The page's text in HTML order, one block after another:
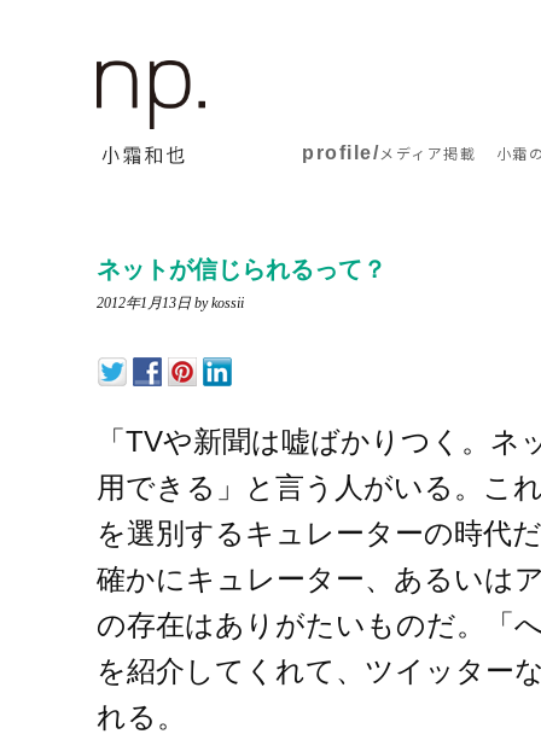
profile/メディア掲載 小霜
ネットが信じられるって？
2012年1月13日 by kossii
「TVや新聞は嘘ばかりつく。
用できる」と言う人がいる。こ
を選別するキュレーターの時代
確かにキュレーター、あるいは
の存在はありがたいものだ。「
を紹介してくれて、ツイッター
れる。